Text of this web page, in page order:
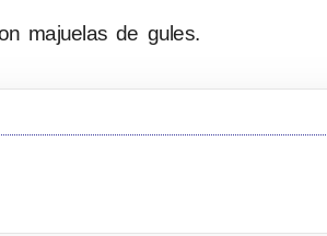
majuelas de gules.